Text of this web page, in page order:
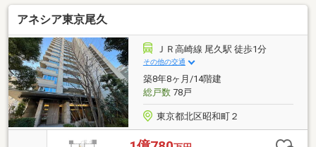
約16.9帖のLDK■2026年6月リフォーム完成■周辺環
境 ・西ヶ原小学校 徒歩3分(230m) ・飛鳥中学
校 徒歩5分(350m） ・セブン・イレブン北区西ヶ原
3丁目店 徒歩2分(100m) ・Seson Mart 徒歩2分
(150m）
アネシア東京尾久
ＪＲ高崎線 尾久駅 徒歩1分
その他の交通
築8年8ヶ月/14階建
総戸数78戸
東京都北区昭和町２